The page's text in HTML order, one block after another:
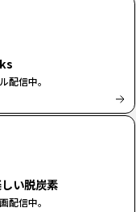
配信中。
い脱炭素
配信中。